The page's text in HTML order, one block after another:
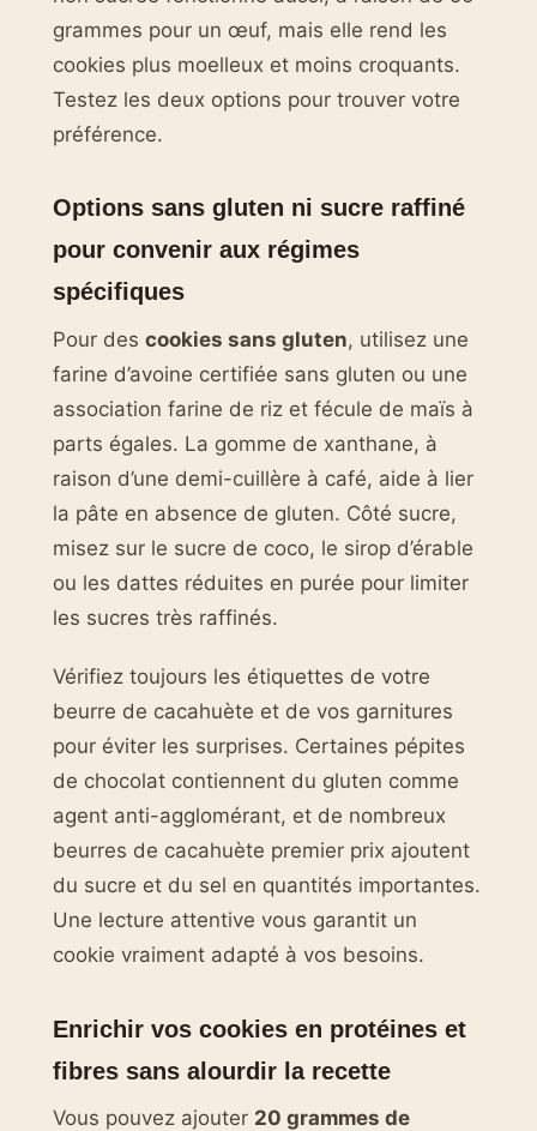
grammes pour un œuf, mais elle rend les
cookies plus moelleux et moins croquants.
Testez les deux options pour trouver votre
préférence.
Options sans gluten ni sucre raffiné
pour convenir aux régimes
spécifiques
Pour des cookies sans gluten, utilisez une
farine d’avoine certifiée sans gluten ou une
association farine de riz et fécule de maïs à
parts égales. La gomme de xanthane, à
raison d’une demi-cuillère à café, aide à lier
la pâte en absence de gluten. Côté sucre,
misez sur le sucre de coco, le sirop d’érable
ou les dattes réduites en purée pour limiter
les sucres très raffinés.
Vérifiez toujours les étiquettes de votre
beurre de cacahuète et de vos garnitures
pour éviter les surprises. Certaines pépites
de chocolat contiennent du gluten comme
agent anti-agglomérant, et de nombreux
beurres de cacahuète premier prix ajoutent
du sucre et du sel en quantités importantes.
Une lecture attentive vous garantit un
cookie vraiment adapté à vos besoins.
Enrichir vos cookies en protéines et
fibres sans alourdir la recette
Vous pouvez ajouter 20 grammes de